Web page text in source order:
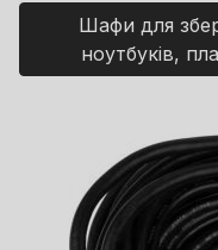
Шафи для
ноутбуків,